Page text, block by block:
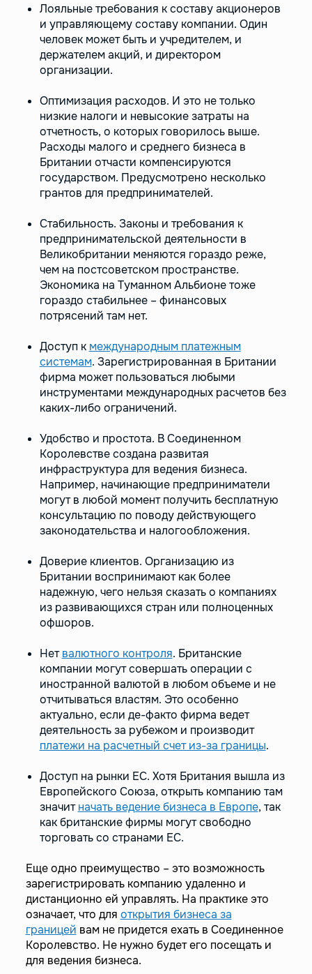
Лояльные требования к составу акционеров
и управляющему составу компании. Один
человек может быть и учредителем, и
держателем акций, и директором
организации.
Оптимизация расходов. И это не только
низкие налоги и невысокие затраты на
отчетность, о которых говорилось выше.
Расходы малого и среднего бизнеса в
Британии отчасти компенсируются
государством. Предусмотрено несколько
грантов для предпринимателей.
Стабильность. Законы и требования к
предпринимательской деятельности в
Великобритании меняются гораздо реже,
чем на постсоветском пространстве.
Экономика на Туманном Альбионе тоже
гораздо стабильнее – финансовых
потрясений там нет.
Доступ к международным платежным
системам. Зарегистрированная в Британии
фирма может пользоваться любыми
инструментами международных расчетов без
каких-либо ограничений.
Удобство и простота. В Соединенном
Королевстве создана развитая
инфраструктура для ведения бизнеса.
Например, начинающие предприниматели
могут в любой момент получить бесплатную
консультацию по поводу действующего
законодательства и налогообложения.
Доверие клиентов. Организацию из
Британии воспринимают как более
надежную, чего нельзя сказать о компаниях
из развивающихся стран или полноценных
офшоров.
Нетвалютного контроля. Британские
компании могут совершать операции с
иностранной валютой в любом объеме и не
отчитываться властям. Это особенно
актуально, если де-факто фирма ведет
деятельность за рубежом и производит
платежи на расчетный счет из-за границы.
Доступ на рынки ЕС. Хотя Британия вышла из
Европейского Союза, открыть компанию там
значитначать ведение бизнеса в Европе, так
как британские фирмы могут свободно
торговать со странами ЕС.
Еще одно преимущество – это возможность
зарегистрировать компанию удаленно и
дистанционно ей управлять. На практике это
означает, что для открытия бизнеса за
границей вам не придется ехать в Соединенное
Королевство. Не нужно будет его посещать и
для ведения бизнеса.